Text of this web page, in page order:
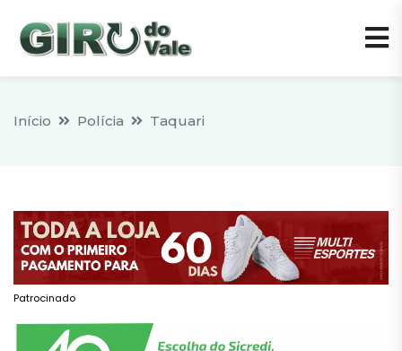
Início Polícia Taquari
Patrocinado